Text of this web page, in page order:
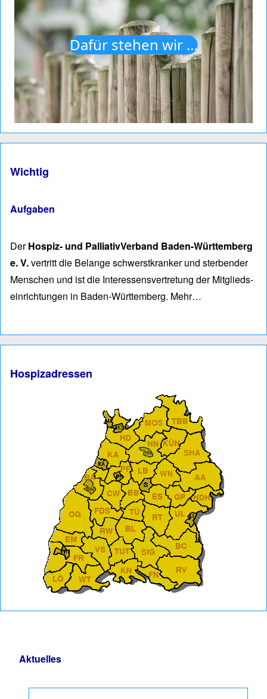
Dafür stehen wir …
Wichtig
Aufgaben
DerHospiz- und PalliativVerband Baden-Württemberg
e. V.vertritt die Belan­ge schwerst­kranker und ster­ben­der
Men­schen und ist die Interessens­vertre­tung der Mitglieds­
einrich­tungen in Baden-Würt­tem­berg. Mehr…
Hospizadressen
Aktuelles